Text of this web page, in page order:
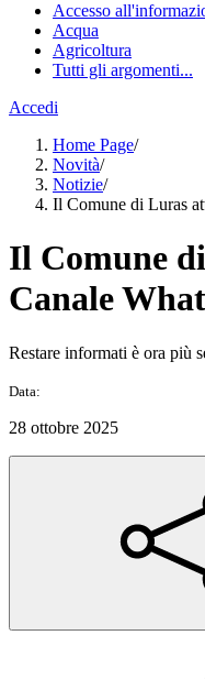
Accesso
Acqua
Agricoltura
Tutti gli argomenti...
Accedi
Home Page/
Novità/
Notizie/
Il Comune di Luras
Il Comune
Canale
Restare informati è ora più
Data:
28 ottobre 2025